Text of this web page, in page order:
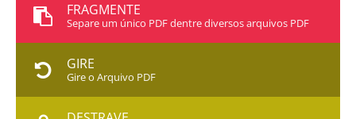
FRAGMENTE
Separe um único PDF dentre diversos arquivos PDF
GIRE
Gire o Arquivo PDF